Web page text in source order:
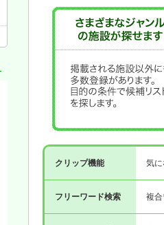
クリップ機能 気
フリーワード検索 複